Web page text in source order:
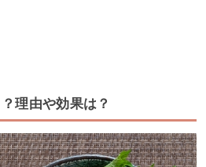
理由や効果は？